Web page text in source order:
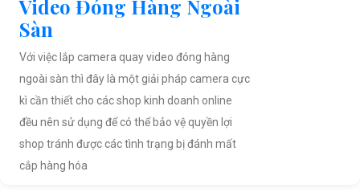
Video Đóng Hàng Ngoài
Sàn
Với việc lắp camera quay video đóng hàng
ngoài sàn thì đây là một giải pháp camera cực
kì cần thiết cho các shop kinh doanh online
đều nên sử dụng để có thể bảo vệ quyền lợi
shop tránh được các tình trạng bị đánh mất
cắp hàng hóa